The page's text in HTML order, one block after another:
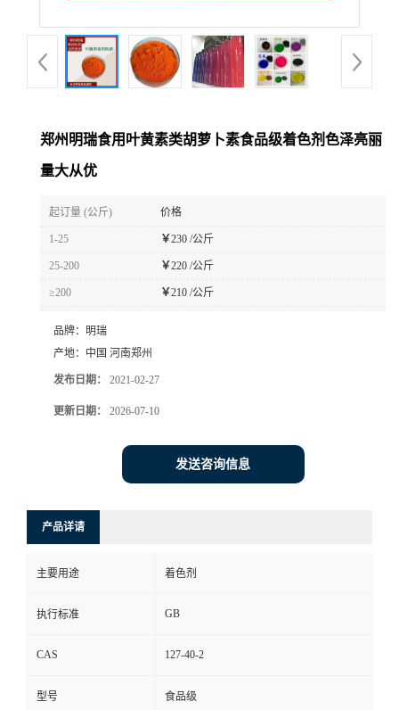
郑州明瑞食用叶黄素类胡萝卜素食品级着色剂色泽亮丽
量大从优
起订量 (公斤) 价格
1-25 ￥230 /公斤
25-200 ￥220 /公斤
≥200 ￥210 /公斤
品牌： 明瑞
产地： 中国 河南郑州
发布日期： 2021-02-27
更新日期： 2026-07-10
发送咨询信息
产品详请
主要用途 着色剂
执行标准 GB
CAS 127-40-2
型号 食品级